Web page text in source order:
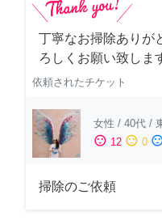
丁寧なお掃除ありが
ろしくお願い致しま
依頼されたチケット
女性 / 40代 /
sentiment_satisfied 12 sentiment_neutral 0
掃除のご依頼